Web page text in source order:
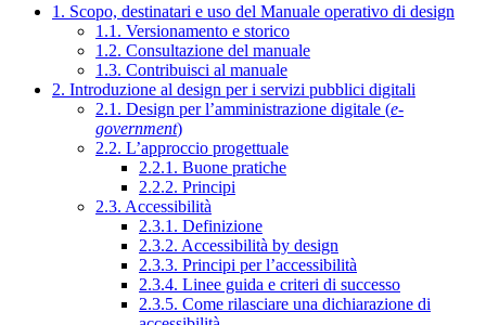
1. Scopo, destinatari e uso del Manuale operativo di design
1.1. Versionamento e storico
1.2. Consultazione del manuale
1.3. Contribuisci al manuale
2. Introduzione al design per i servizi pubblici digitali
2.1. Design per l’amministrazione digitale (e-
government)
2.2. L’approccio progettuale
2.2.1. Buone pratiche
2.2.2. Principi
2.3. Accessibilità
2.3.1. Definizione
2.3.2. Accessibilità by design
2.3.3. Principi per l’accessibilità
2.3.4. Linee guida e criteri di successo
2.3.5. Come rilasciare una dichiarazione di